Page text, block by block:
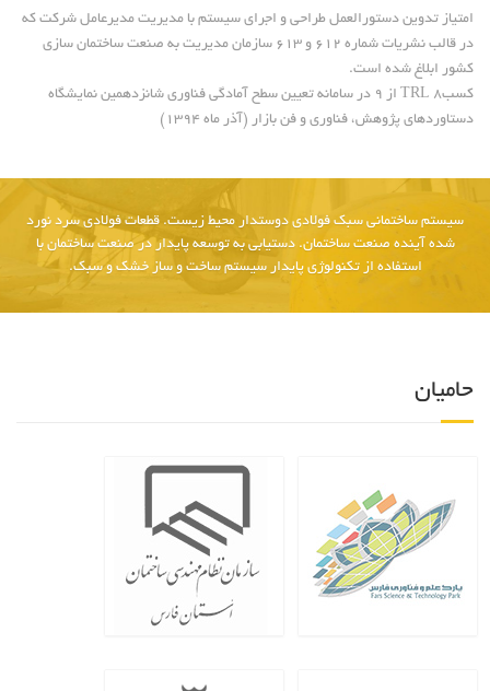
امتیاز تدوین دستورالعمل طراحی و اجرای سیستم با مدیریت مدیرعامل شرکت که
در قالب نشریات شماره 612 و 613 سازمان مدیریت به صنعت ساختمان سازی
کشور ابلاغ شده است.
کسبTRL 8 از 9 در سامانه تعیین سطح آمادگی فناوری شانزدهمین نمایشگاه
دستاوردهای پژوهش، فناوری و فن بازار (آذر ماه 1394)
سیستم ساختمانی سبک فولادی دوستدار محیط زیست. قطعات فولادی سرد نورد
شده آینده صنعت ساختمان. دستیابی به توسعه پایدار در صنعت ساختمان با
استفاده از تکنولوژی پایدار سیستم ساخت و ساز خشک و سبک.
حامیان